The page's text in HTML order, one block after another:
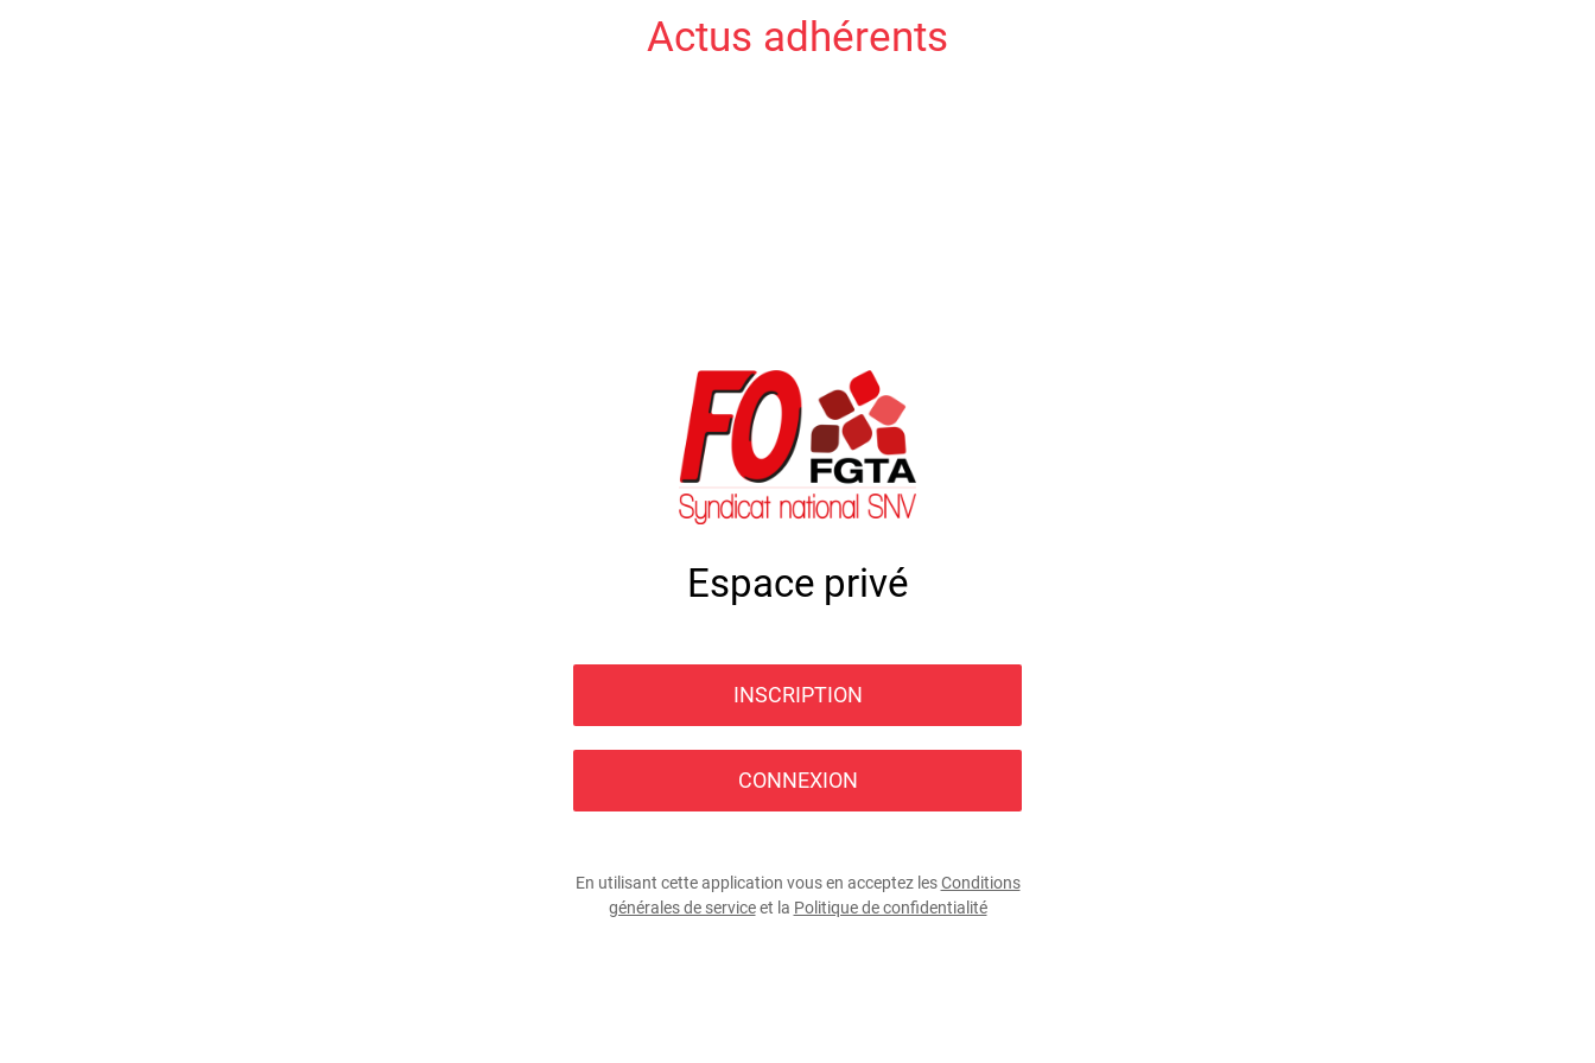
Actus adhérents
Espace privé
INSCRIPTION
CONNEXION
En utilisant cette application vous en acceptez lesConditions
générales de serviceet la Politique de confidentialité